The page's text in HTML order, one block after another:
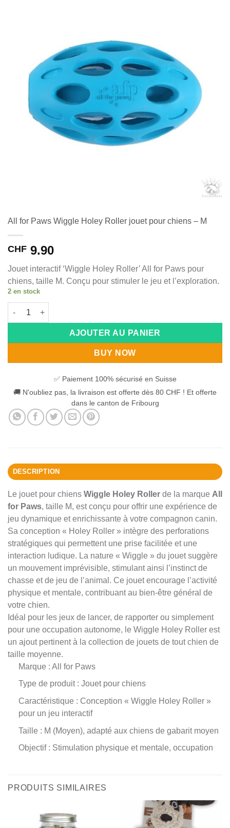
All for Paws Wiggle Holey Roller jouet pour chiens – M
CHF 9.90
Jouet interactif ‘Wiggle Holey Roller’ All for Paws pour
chiens, taille M. Conçu pour stimuler le jeu et l’exploration.
2 en stock
AJOUTER AU PANIER
BUY NOW
Alternative:
✅ Paiement 100% sécurisé en Suisse
🚚 N'oubliez pas, la livraison est offerte dès 80 CHF ! Et offerte
dans le canton de Fribourg
DESCRIPTION
Le jouet pour chiens Wiggle Holey Roller de la marque All
for Paws, taille M, est conçu pour offrir une expérience de
jeu dynamique et enrichissante à votre compagnon canin.
Sa conception « Holey Roller » intègre des perforations
stratégiques qui permettent une prise facilitée et une
interaction ludique. La nature « Wiggle » du jouet suggère
un mouvement imprévisible, stimulant ainsi l’instinct de
chasse et de jeu de l’animal. Ce jouet encourage l’activité
physique et mentale, contribuant au bien-être général de
votre chien.
Idéal pour les jeux de lancer, de rapporter ou simplement
pour une occupation autonome, le Wiggle Holey Roller est
un ajout pertinent à la collection de jouets de tout chien de
taille moyenne.
Marque : All for Paws
Type de produit : Jouet pour chiens
Caractéristique : Conception « Wiggle Holey Roller »
pour un jeu interactif
Taille : M (Moyen), adapté aux chiens de gabarit moyen
Objectif : Stimulation physique et mentale, occupation
PRODUITS SIMILAIRES